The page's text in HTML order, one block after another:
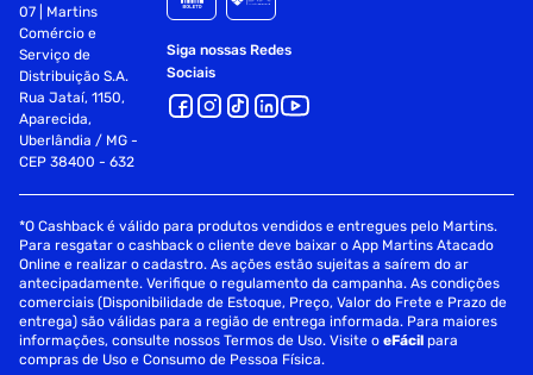
07 | Martins
Comércio e
Serviço de
Distribuição S.A.
Rua Jataí, 1150,
Aparecida,
Uberlândia / MG -
CEP 38400 - 632
Siga nossas Redes
Sociais
*O Cashback é válido para produtos vendidos e entregues pelo Martins.
Para resgatar o cashback o cliente deve baixar o App Martins Atacado
Online e realizar o cadastro. As ações estão sujeitas a saírem do ar
antecipadamente. Verifique o regulamento da campanha. As condições
comerciais (Disponibilidade de Estoque, Preço, Valor do Frete e Prazo de
entrega) são válidas para a região de entrega informada. Para maiores
informações, consulte nossos Termos de Uso. Visite oeFácil para
compras de Uso e Consumo de Pessoa Física.